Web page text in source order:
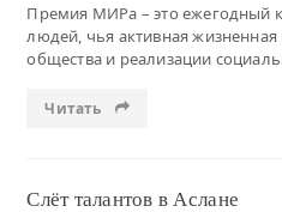
Премия МИРа – это ежегодный
людей, чья активная
общества и реализации
Читать
Слёт талантов в Аслане